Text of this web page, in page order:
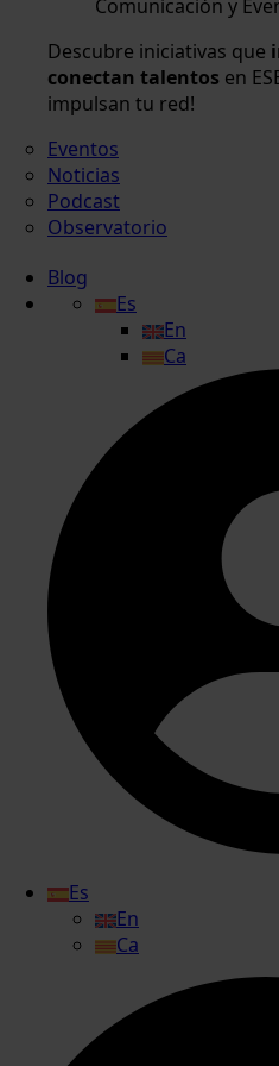
Comunicación y
Descubre iniciativas que
conectan talentos en
impulsan tu red!
Eventos
Noticias
Podcast
Observatorio
Blog
Es
En
Ca
Es
En
Ca